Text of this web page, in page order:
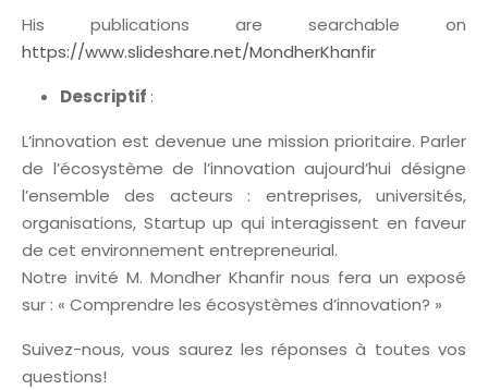
His publications are searchable on
https://www.slideshare.net/MondherKhanfir
Descriptif :
L’innovation est devenue une mission prioritaire. Parler
de l’écosystème de l’innovation aujourd’hui désigne
l’ensemble des acteurs : entreprises, universités,
organisations, Startup up qui interagissent en faveur
de cet environnement entrepreneurial.
Notre invité M. Mondher Khanfir nous fera un exposé
sur : « Comprendre les écosystèmes d’innovation? »
Suivez-nous, vous saurez les réponses à toutes vos
questions!